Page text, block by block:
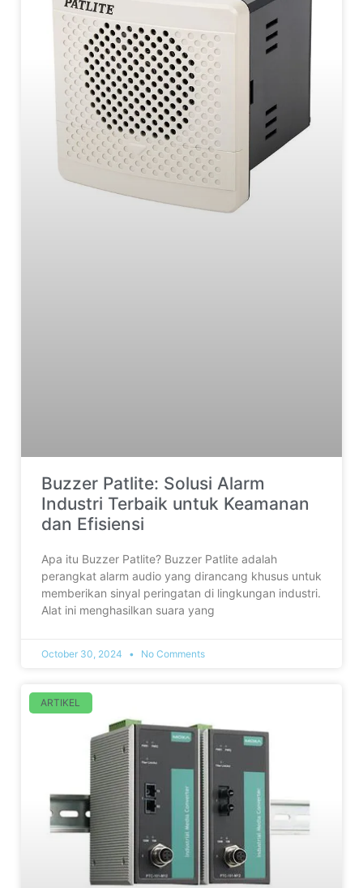
Buzzer Patlite: Solusi Alarm
Industri Terbaik untuk Keamanan
dan Efisiensi
Apa itu Buzzer Patlite? Buzzer Patlite adalah
perangkat alarm audio yang dirancang khusus untuk
memberikan sinyal peringatan di lingkungan industri.
Alat ini menghasilkan suara yang
October 30, 2024 No Comments
ARTIKEL